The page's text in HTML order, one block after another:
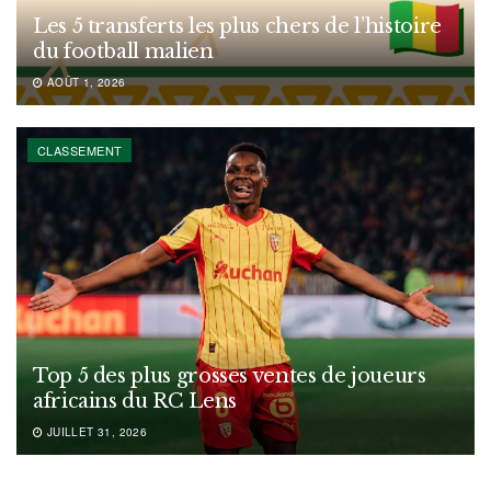
Les 5 transferts les plus chers de l’histoire
du football malien
AOÛT 1, 2026
CLASSEMENT
Top 5 des plus grosses ventes de joueurs
africains du RC Lens
JUILLET 31, 2026